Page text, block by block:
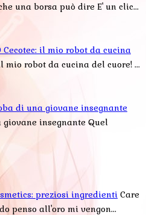
una borsa può dire E' un clic...
Cecotec: il mio robot da cucina
mio robot da cucina del cuore! ...
di una giovane insegnante
insegnante Quel
preziosi ingredienti Care
penso all'oro mi vengon...